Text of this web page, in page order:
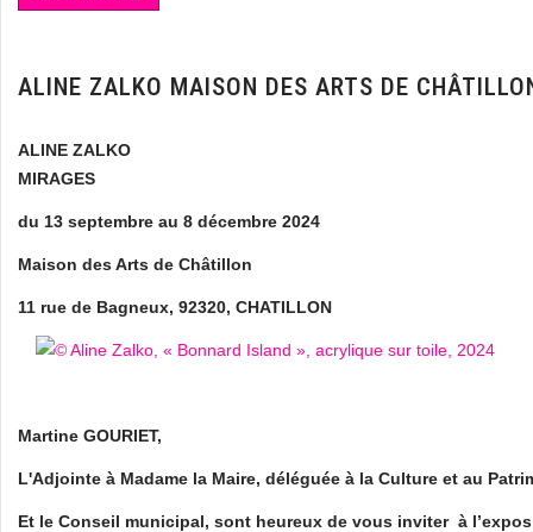
ALINE ZALKO MAISON DES ARTS DE
ALINE ZALKO
MIRAGES
du 13 septembre au 8 décembre 2024
Maison des Arts de Châtillon
11 rue de Bagneux, 92320, CHATILLON
Martine GOURIET,
L'Adjointe à Madame la Maire, déléguée à la Culture et au
Et le Conseil municipal, sont heureux de vous inviter à